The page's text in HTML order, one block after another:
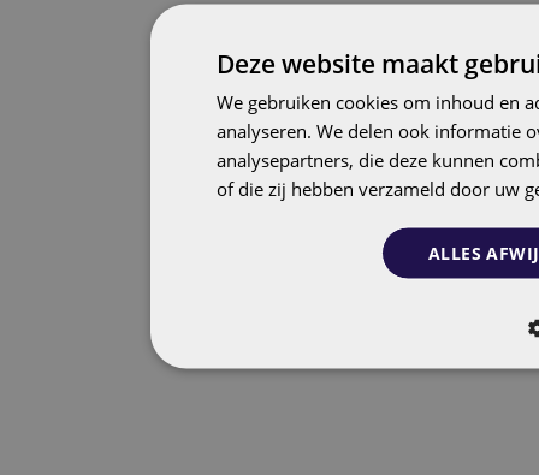
Deze website maakt
We gebruiken cookies om inhoud en
analyseren. We delen ook informatie
analysepartners, die deze kunnen
of die zij hebben verzameld door uw
ALLES